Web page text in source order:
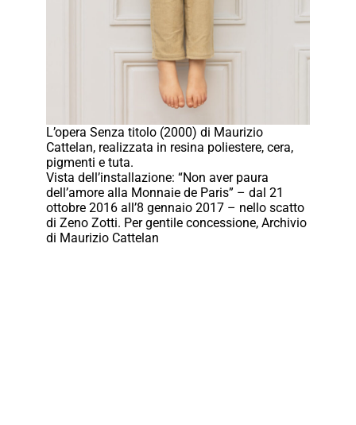
L’opera Senza titolo (2000) di Maurizio
Cattelan, realizzata in resina poliestere, cera,
pigmenti e tuta.
Vista dell’installazione: “Non aver paura
dell’amore alla Monnaie de Paris” – dal 21
ottobre 2016 all’8 gennaio 2017 – nello scatto
di Zeno Zotti. Per gentile concessione, Archivio
di Maurizio Cattelan